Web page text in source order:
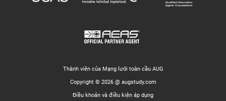
Thành viên của Mạng lưới toàn cầu AUG
Copyright © 2026 @ augstudy.com
Điều khoản và điều kiện áp dụng